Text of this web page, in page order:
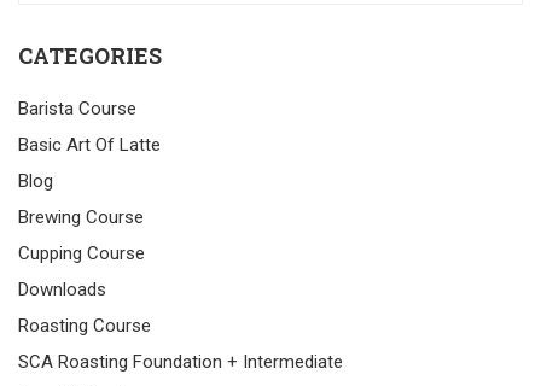
CATEGORIES
Barista Course
Basic Art Of Latte
Blog
Brewing Course
Cupping Course
Downloads
Roasting Course
SCA Roasting Foundation + Intermediate